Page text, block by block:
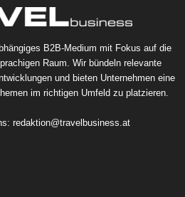
B2B-Medium mit Fokus auf die
Raum. Wir bündeln relevante
und bieten Unternehmen eine
im richtigen Umfeld zu platzieren.
redaktion@travelbusiness.at